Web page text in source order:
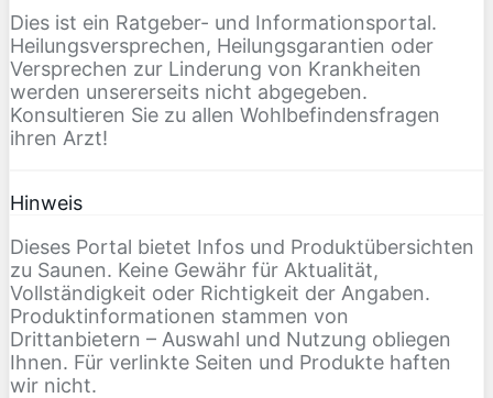
Dies ist ein Ratgeber- und Informationsportal.
Heilungsversprechen, Heilungsgarantien oder
Versprechen zur Linderung von Krankheiten
werden unsererseits nicht abgegeben.
Konsultieren Sie zu allen Wohlbefindensfragen
ihren Arzt!
Hinweis
Dieses Portal bietet Infos und Produktübersichten
zu Saunen. Keine Gewähr für Aktualität,
Vollständigkeit oder Richtigkeit der Angaben.
Produktinformationen stammen von
Drittanbietern – Auswahl und Nutzung obliegen
Ihnen. Für verlinkte Seiten und Produkte haften
wir nicht.